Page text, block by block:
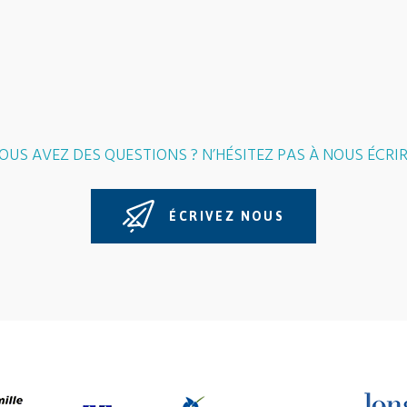
AVEZ DES QUESTIONS ? N’HÉSITEZ PAS À NOUS
ÉCRIVEZ NOUS